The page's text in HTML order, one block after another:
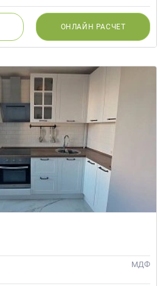
ОНЛАЙН РАСЧЕТ
МДФ